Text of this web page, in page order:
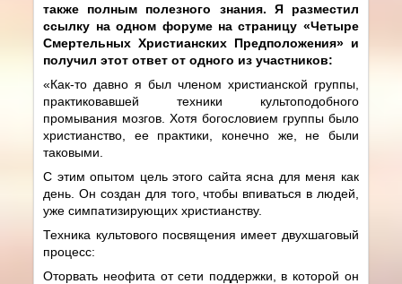
также полным полезного знания. Я разместил
ссылку на одном форуме на страницу «Четыре
Смертельных Христианских Предположения» и
получил этот ответ от одного из участников:
«Как-то давно я был членом христианской группы,
практиковавшей техники культоподобного
промывания мозгов. Хотя богословием группы было
христианство, ее практики, конечно же, не были
таковыми.
С этим опытом цель этого сайта ясна для меня как
день. Он создан для того, чтобы впиваться в людей,
уже симпатизирующих христианству.
Техника культового посвящения имеет двухшаговый
процесс:
Оторвать неофита от сети поддержки, в которой он